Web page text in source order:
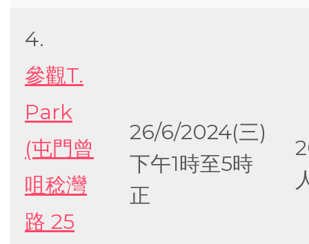
4.
參觀T.
Park
(屯門曾
咀稔灣
路 25
26/6/2024(三)
下午1時至5時
正